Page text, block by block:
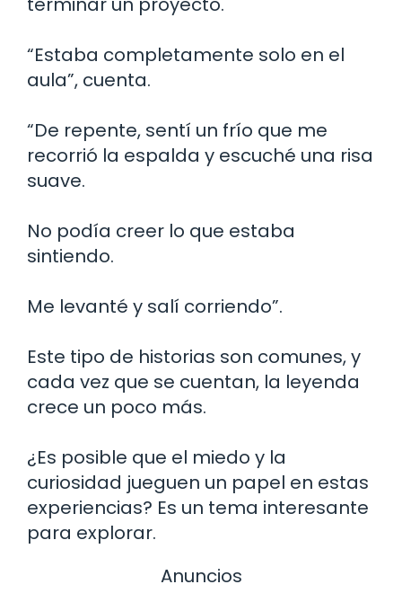
“Estaba completamente solo en el
aula”, cuenta.
“De repente, sentí un frío que me
recorrió la espalda y escuché una risa
suave.
No podía creer lo que estaba
sintiendo.
Me levanté y salí corriendo”.
Este tipo de historias son comunes, y
cada vez que se cuentan, la leyenda
crece un poco más.
¿Es posible que el miedo y la
curiosidad jueguen un papel en estas
experiencias? Es un tema interesante
para explorar.
Anuncios